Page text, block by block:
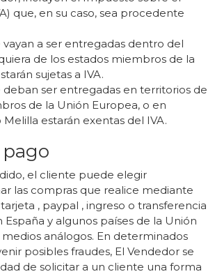
que, en su caso, sea procedente
vayan a ser entregadas dentro del
de los estados miembros de la
sujetas a IVA.
deban ser entregadas en territorios de
de la Unión Europea, o en
Melilla estarán exentas del IVA.
el cliente puede elegir
las compras que realice mediante
, paypal , ingreso o transferencia
España y algunos países de la Unión
análogos. En determinados
posibles fraudes, El Vendedor se
de solicitar a un cliente una forma